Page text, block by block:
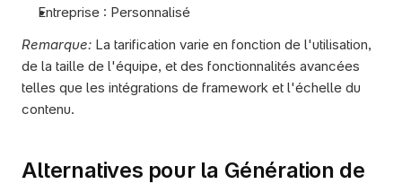
Entreprise : Personnalisé
Remarque: La tarification varie en fonction de l'utilisation,
de la taille de l'équipe, et des fonctionnalités avancées
telles que les intégrations de framework et l'échelle du
contenu.
Alternatives pour la Génération de